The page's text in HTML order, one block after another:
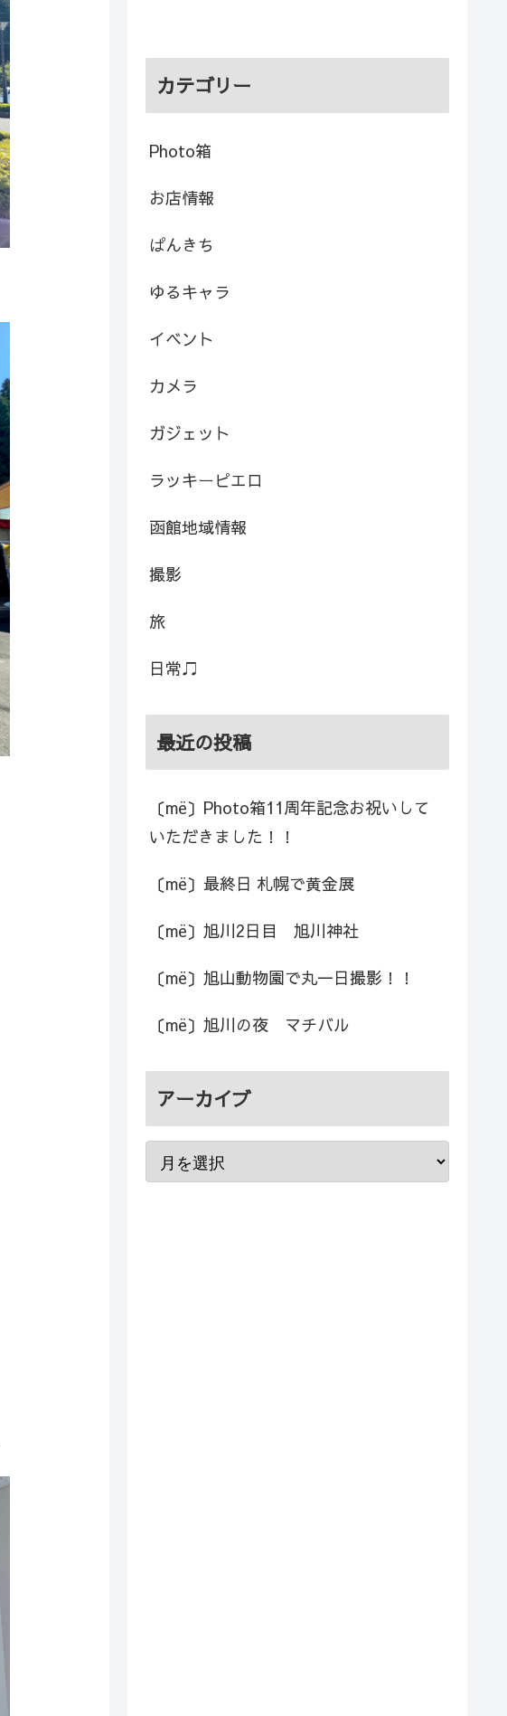
カテゴリー
Photo箱
お店情報
ぱんきち
ゆるキャラ
イベント
カメラ
ガジェット
ラッキーピエロ
函館地域情報
撮影
旅
日常♫
最近の投稿
〔më〕Photo箱11周年記念お祝いして
いただきました！！
〔më〕最終日 札幌で黄金展
〔më〕旭川2日目 旭川神社
〔më〕旭山動物園で丸一日撮影！！
〔më〕旭川の夜 マチバル
アーカイブ